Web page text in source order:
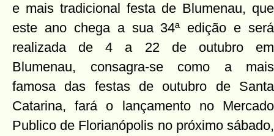
e mais tradicional festa de Blumenau, que
este ano chega a sua 34ª edição e será
realizada de 4 a 22 de outubro em
Blumenau, consagra-se como a mais
famosa das festas de outubro de Santa
Catarina, fará o lançamento no Mercado
Publico de Florianópolis no próximo sábado,